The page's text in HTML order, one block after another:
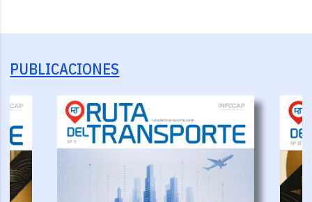
PUBLICACIONES